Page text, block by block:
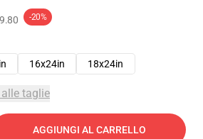
-20%
16x24in 18x24in
taglie
AGGIUNGI AL CARRELLO